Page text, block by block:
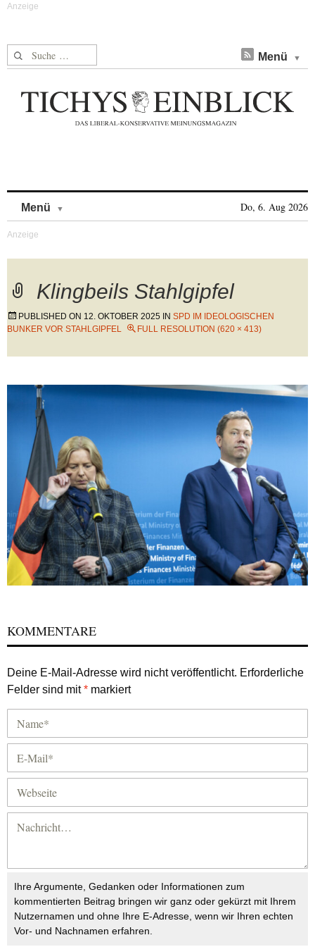
Suche nach: Menü
Menü Do, 6. Aug 2026
Klingbeils Stahlgipfel
PUBLISHED ON 12. OKTOBER 2025 IN SPD IM IDEOLOGISCHEN
BUNKER VOR STAHLGIPFEL
FULL RESOLUTION (620 × 413)
KOMMENTARE
Deine E-Mail-Adresse wird nicht veröffentlicht. Erforderliche
Felder sind mit* markiert
Ihre Argumente, Gedanken oder Informationen zum
kommentierten Beitrag bringen wir ganz oder gekürzt mit Ihrem
Nutzernamen und ohne Ihre E-Adresse, wenn wir Ihren echten
Vor- und Nachnamen erfahren.